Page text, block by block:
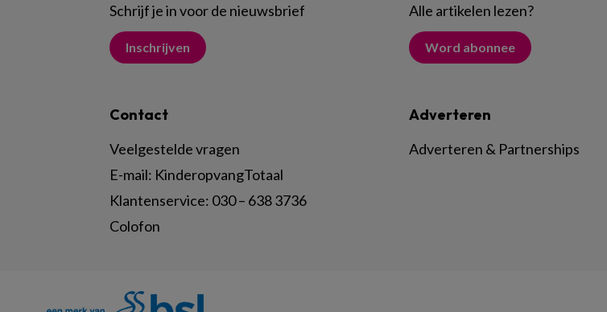
Schrijf je in voor de nieuwsbrief
Inschrijven
Alle artikelen lezen?
Word abonnee
Contact
Veelgestelde vragen
E-mail: KinderopvangTotaal
Klantenservice: 030 – 638 3736
Colofon
Adverteren
Adverteren & Partnerships